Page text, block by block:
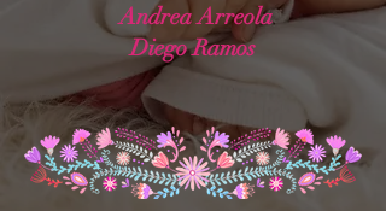
Andrea Arreola
Diego Ramos